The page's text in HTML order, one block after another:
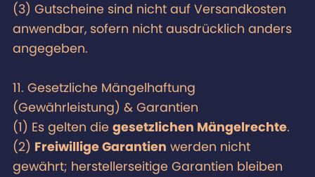
(3) Gutscheine sind nicht auf Versandkosten
anwendbar, sofern nicht ausdrücklich anders
angegeben.
11. Gesetzliche Mängelhaftung
(Gewährleistung) & Garantien
(1) Es gelten die gesetzlichen Mängelrechte.
(2) Freiwillige Garantien werden nicht
gewährt; herstellerseitige Garantien bleiben